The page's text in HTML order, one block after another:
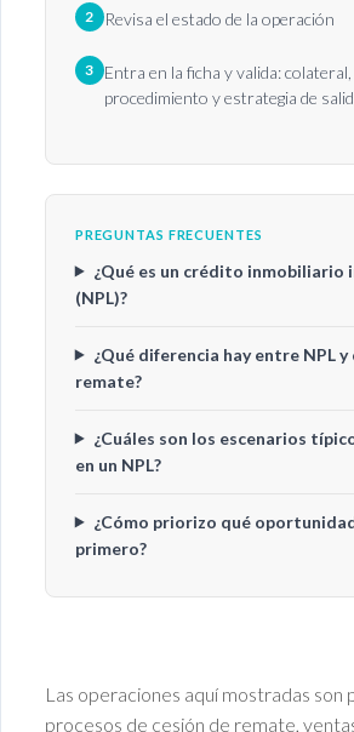
2 Revisa el estado de la operación
3 Entra en la ficha y valida: colateral,
procedimiento y estrategia de
PREGUNTAS FRECUENTES
¿Qué es un crédito inmobiliario
(NPL)?
¿Qué diferencia hay entre NPL y
remate?
¿Cuáles son los escenarios
en un NPL?
¿Cómo priorizo qué
primero?
Las operaciones aquí mostradas son
procesos de cesión de remate,